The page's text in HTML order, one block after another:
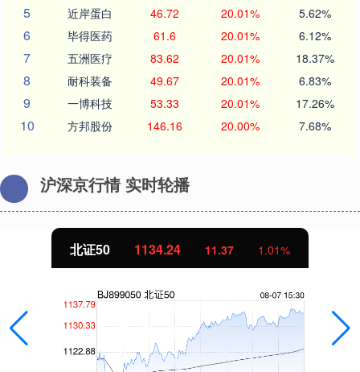
5 近岸蛋白 46.72 20.01% 5.62%
6 毕得医药 61.6 20.01% 6.12%
7 五洲医疗 83.62 20.01% 18.37%
8 耐科装备 49.67 20.01% 6.83%
9 一博科技 53.33 20.01% 17.26%
10 方邦股份 146.16 20.00% 7.68%
沪深京行情 实时轮播
北证50 1134.24 11.37 1.01%